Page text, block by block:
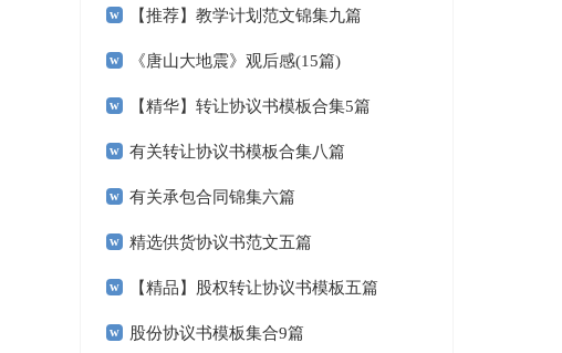
【推荐】教学计划范文锦集九篇
《唐山大地震》观后感(15篇)
【精华】转让协议书模板合集5篇
有关转让协议书模板合集八篇
有关承包合同锦集六篇
精选供货协议书范文五篇
【精品】股权转让协议书模板五篇
股份协议书模板集合9篇